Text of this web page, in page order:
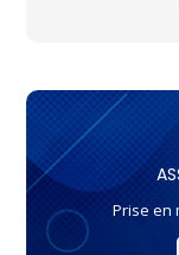
Prise en